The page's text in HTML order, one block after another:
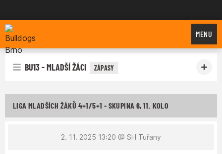
Bulldogs Brno
MENU
BU13 - MLADŠÍ ŽÁCI ZÁPASY
LIGA MLADŠÍCH ŽÁKŮ 4+1/5+1 - SKUPINA 6, 11. KOLO
2. 11. 2025 13:20 @ SH Tuřany